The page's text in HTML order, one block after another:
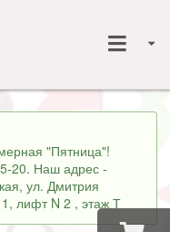
"Пятница"!
20. Наш адрес -
ул. Дмитрия
лифт N 2 , этаж Т